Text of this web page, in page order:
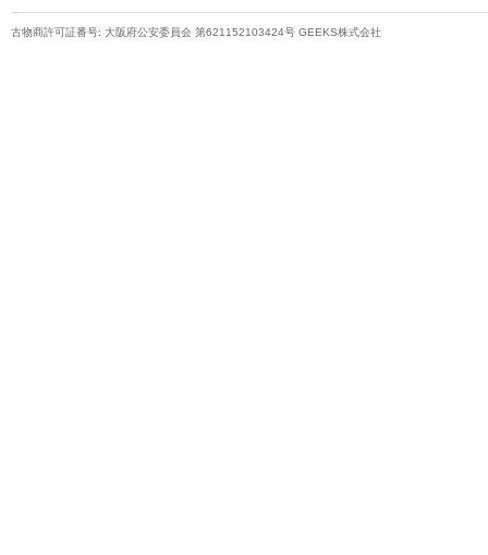
古物商許可証番号: 大阪府公安委員会 第621152103424号 GEEKS株式会社